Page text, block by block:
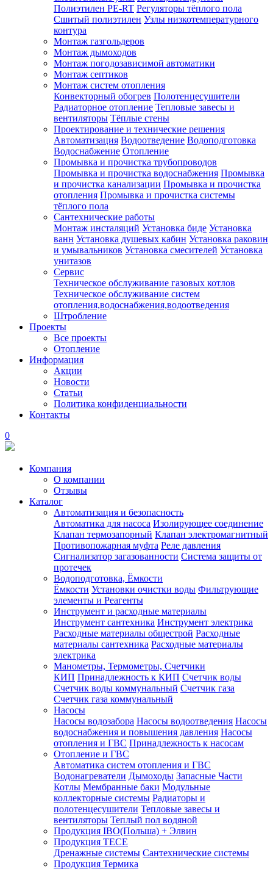
Полиэтилен PE-RT Регуляторы тёплого пола
Сшитый полиэтилен Узлы низкотемпературного
контура
Монтаж газгольдеров
Монтаж дымоходов
Монтаж погодозависимой автоматики
Монтаж септиков
Монтаж систем отопления
Конвекторный обогрев Полотенцесушители
Радиаторное отопление Тепловые завесы и
вентиляторы Тёплые стены
Проектирование и технические решения
Автоматизация Водоотведение Водоподготовка
Водоснабжение Отопление
Промывка и прочистка трубопроводов
Промывка и прочистка водоснабжения Промывка
и прочистка канализации Промывка и прочистка
отопления Промывка и прочистка системы
тёплого пола
Сантехнические работы
Монтаж инсталяций Установка биде Установка
ванн Установка душевых кабин Установка раковин
и умывальников Установка смесителей Установка
унитазов
Сервис
Техническое обслуживание газовых котлов
Техническое обслуживание систем
отопления,водоснабжения,водоотведения
Штробление
Проекты
Все проекты
Отопление
Информация
Акции
Новости
Статьи
Политика конфиденциальности
Контакты
0
Компания
О компании
Отзывы
Каталог
Автоматизация и безопасность
Автоматика для насоса Изолирующее соединение
Клапан термозапорный Клапан электромагнитный
Противопожарная муфта Реле давления
Сигнализатор загазованности Система защиты от
протечек
Водоподготовка, Ёмкости
Ёмкости Установки очистки воды Фильтрующие
элементы и Реагенты
Инструмент и расходные материалы
Инструмент сантехника Инструмент электрика
Расходные материалы общестрой Расходные
материалы сантехника Расходные материалы
электрика
Манометры, Термометры, Счетчики
КИП Принадлежность к КИП Счетчик воды
Счетчик воды коммунальный Счетчик газа
Счетчик газа коммунальный
Насосы
Насосы водозабора Насосы водоотведения Насосы
водоснабжения и повышения давления Насосы
отопления и ГВС Принадлежность к насосам
Отопление и ГВС
Автоматика систем отопления и ГВС
Водонагреватели Дымоходы Запасные Части
Котлы Мембранные баки Модульные
коллекторные системы Радиаторы и
полотенцесушители Тепловые завесы и
вентиляторы Теплый пол водяной
Продукция IBO(Польша) + Элвин
Продукция TECE
Дренажные системы Сантехнические системы
Продукция Термика